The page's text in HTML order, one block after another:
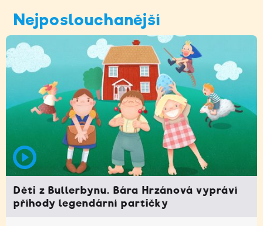
Nejposlouchanější
Děti z Bullerbynu. Bára Hrzánová vypráví
příhody legendární partičky